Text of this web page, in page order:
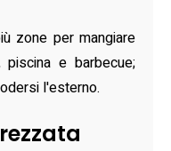
zone per mangiare
piscina e barbecue;
l'esterno.